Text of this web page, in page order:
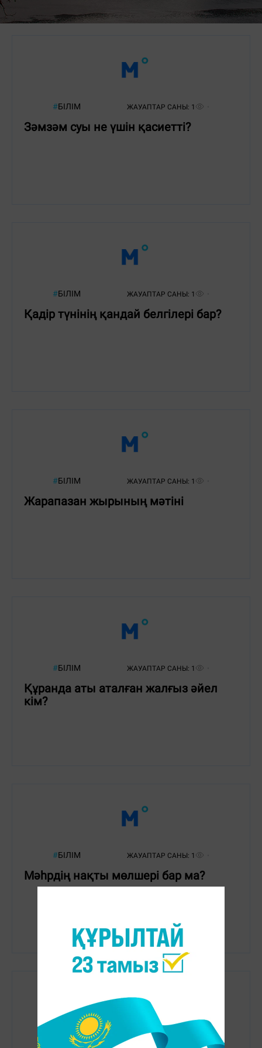
#БІЛІМ ЖАУАПТАР САНЫ: 1
Зәмзәм суы не үшін қасиетті?
#БІЛІМ ЖАУАПТАР САНЫ: 1
Қадір түнінің қандай белгілері бар?
#БІЛІМ ЖАУАПТАР САНЫ: 1
Жарапазан жырының мәтіні
#БІЛІМ ЖАУАПТАР САНЫ: 1
Құранда аты аталған жалғыз әйел
кім?
#БІЛІМ ЖАУАПТАР САНЫ: 1
Мәһрдің нақты мөлшері бар ма?
БІЛІМ ЖАУАПТАР САНЫ: